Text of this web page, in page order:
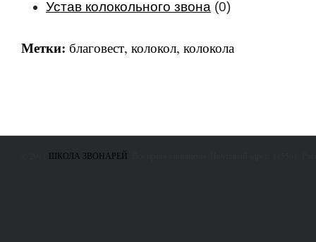
Устав колокольного звона (0)
Метки: благовест, колокол, колокола
ШКОЛА ЗВОНАРЕЙ